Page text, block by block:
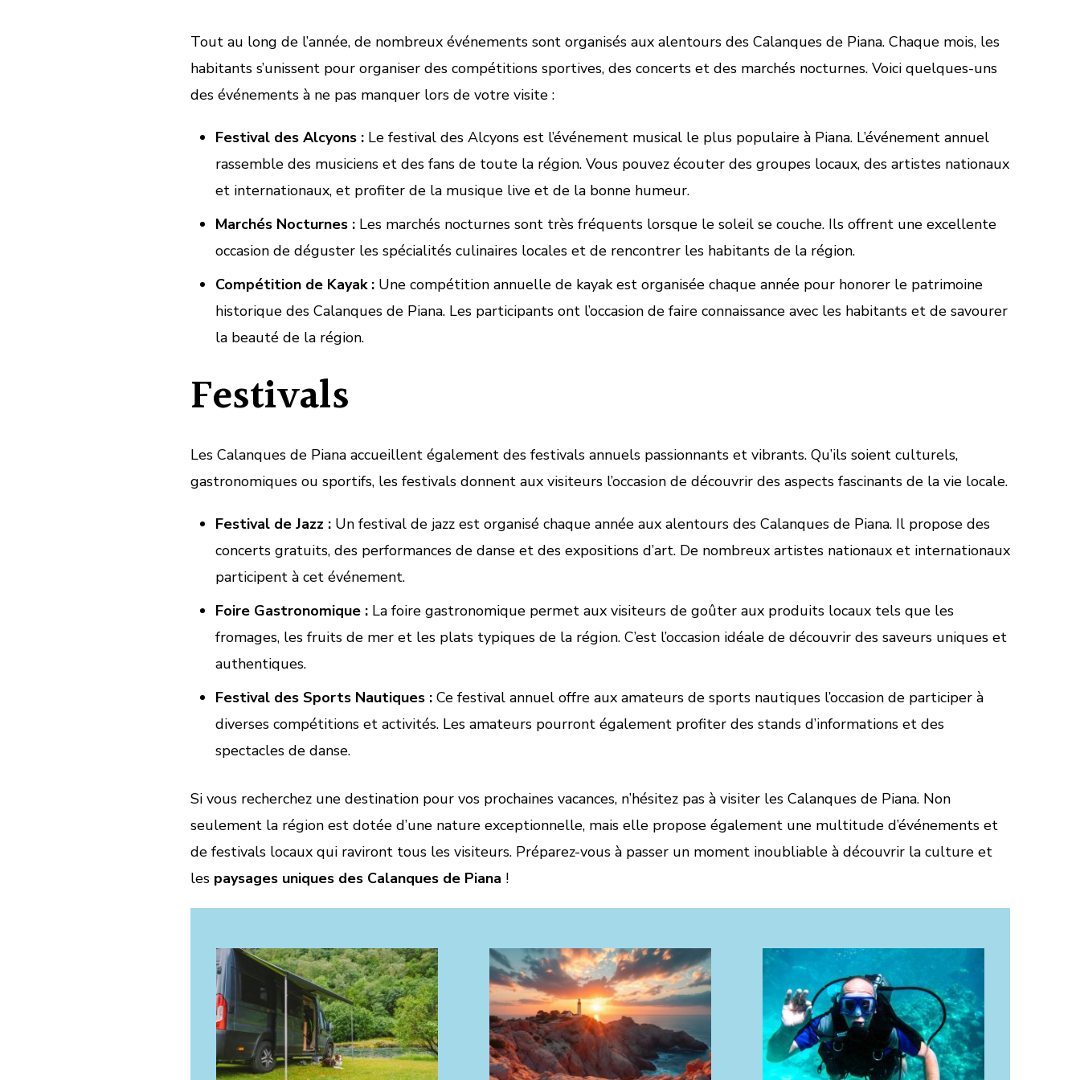
Tout au long de l’année, de nombreux événements sont organisés aux alentours des Calanques de Piana. Chaque mois, les
habitants s’unissent pour organiser des compétitions sportives, des concerts et des marchés nocturnes. Voici quelques-uns
des événements à ne pas manquer lors de votre visite :
Festival des Alcyons :Le festival des Alcyons est l’événement musical le plus populaire à Piana. L’événement annuel
rassemble des musiciens et des fans de toute la région. Vous pouvez écouter des groupes locaux, des artistes nationaux
et internationaux, et profiter de la musique live et de la bonne humeur.
Marchés Nocturnes :Les marchés nocturnes sont très fréquents lorsque le soleil se couche. Ils offrent une excellente
occasion de déguster les spécialités culinaires locales et de rencontrer les habitants de la région.
Compétition de Kayak :Une compétition annuelle de kayak est organisée chaque année pour honorer le patrimoine
historique des Calanques de Piana. Les participants ont l’occasion de faire connaissance avec les habitants et de savourer
la beauté de la région.
Festivals
Les Calanques de Piana accueillent également des festivals annuels passionnants et vibrants. Qu’ils soient culturels,
gastronomiques ou sportifs, les festivals donnent aux visiteurs l’occasion de découvrir des aspects fascinants de la vie locale.
Festival de Jazz :Un festival de jazz est organisé chaque année aux alentours des Calanques de Piana. Il propose des
concerts gratuits, des performances de danse et des expositions d’art. De nombreux artistes nationaux et internationaux
participent à cet événement.
Foire Gastronomique :La foire gastronomique permet aux visiteurs de goûter aux produits locaux tels que les
fromages, les fruits de mer et les plats typiques de la région. C’est l’occasion idéale de découvrir des saveurs uniques et
authentiques.
Festival des Sports Nautiques :Ce festival annuel offre aux amateurs de sports nautiques l’occasion de participer à
diverses compétitions et activités. Les amateurs pourront également profiter des stands d’informations et des
spectacles de danse.
Si vous recherchez une destination pour vos prochaines vacances, n’hésitez pas à visiter les Calanques de Piana. Non
seulement la région est dotée d’une nature exceptionnelle, mais elle propose également une multitude d’événements et
de festivals locaux qui raviront tous les visiteurs. Préparez-vous à passer un moment inoubliable à découvrir la culture et
les paysages uniques des Calanques de Piana !